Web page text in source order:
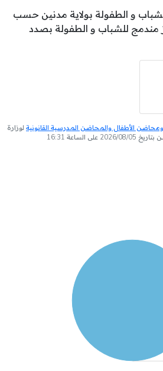
و الطفولة بولاية مدنين حسب
كالآتي: 1 مركز مندمج للشباب و الطفولة بصدد
الأطفال والمحاضن المدرسية القانونية لوزارة
الساعة 16:31